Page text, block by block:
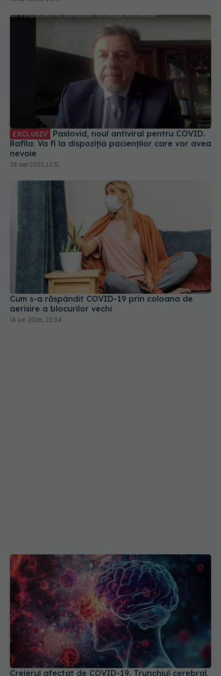
Rafila: Va fi la dispoziția pacienților care vor avea
nevoie
28 sep 2023, 12:31
Cum s-a răspândit COVID-19 prin coloana de
aerisire a blocurilor vechi
18 iun 2026, 22:04
Creierul afectat de COVID-19. Trunchiul cerebral,
cheia simptomelor pe termen lung
11 oct 2025, 15:54